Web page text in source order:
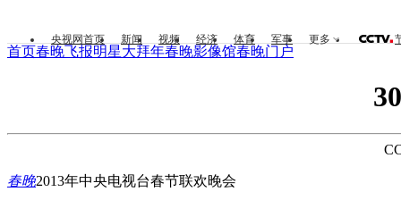
央视网首页 新闻 视频 经济 体育 军事 更多
首页春晚飞报明星大拜年春晚影像馆春晚门户
春晚2013年中央电视台春节联欢晚会